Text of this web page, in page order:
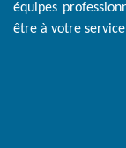
équipes
être à votre